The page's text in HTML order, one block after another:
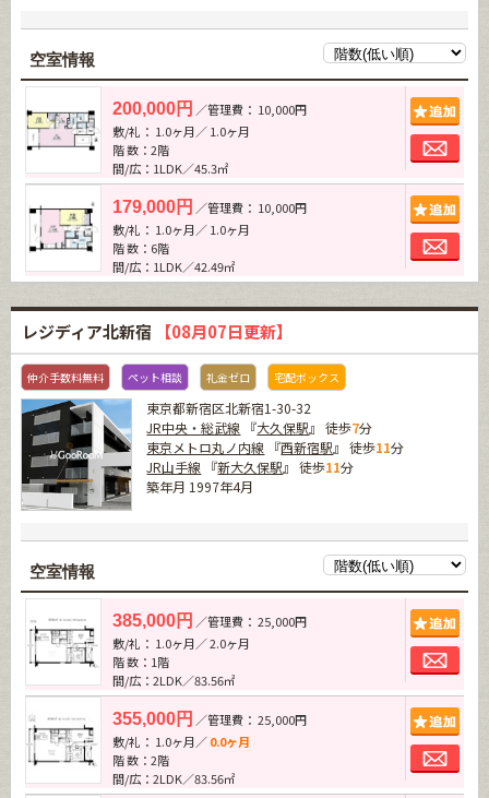
空室情報
200,000円 ／管理費： 10,000円
敷/礼： 1.0ヶ月／ 1.0ヶ月
階 数：2階
間/広：1LDK／45.3㎡
179,000円 ／管理費： 10,000円
敷/礼： 1.0ヶ月／ 1.0ヶ月
階 数：6階
間/広：1LDK／42.49㎡
レジディア北新宿 【08月07日更新】
仲介手数料無料 ペット相談 礼金ゼロ 宅配ボックス
東京都新宿区北新宿1-30-32
JR中央・総武線 『大久保駅』 徒歩7分
東京メトロ丸ノ内線 『西新宿駅』 徒歩11分
JR山手線 『新大久保駅』 徒歩11分
築年月 1997年4月
空室情報
385,000円 ／管理費： 25,000円
敷/礼： 1.0ヶ月／ 2.0ヶ月
階 数：1階
間/広：2LDK／83.56㎡
355,000円 ／管理費： 25,000円
敷/礼： 1.0ヶ月／0.0ヶ月
階 数：2階
間/広：2LDK／83.56㎡